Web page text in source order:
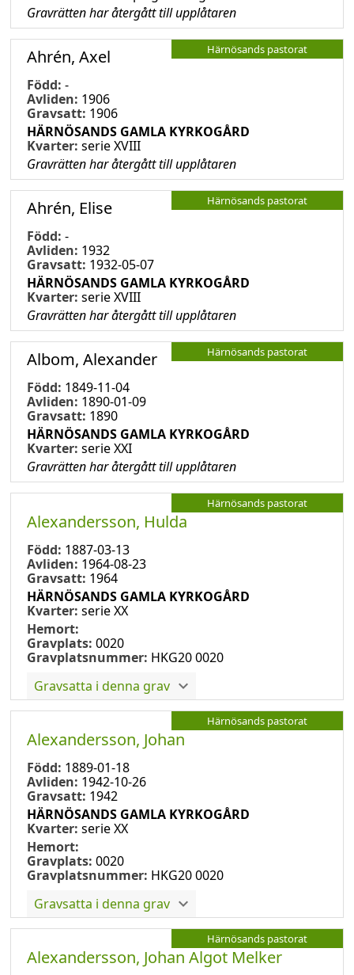
Gravrätten har återgått till upplåtaren
Härnösands pastorat
Ahrén, Axel
Född: -
Avliden: 1906
Gravsatt: 1906
HÄRNÖSANDS GAMLA KYRKOGÅRD
Kvarter: serie XVIII
Gravrätten har återgått till upplåtaren
Härnösands pastorat
Ahrén, Elise
Född: -
Avliden: 1932
Gravsatt: 1932-05-07
HÄRNÖSANDS GAMLA KYRKOGÅRD
Kvarter: serie XVIII
Gravrätten har återgått till upplåtaren
Härnösands pastorat
Albom, Alexander
Född: 1849-11-04
Avliden: 1890-01-09
Gravsatt: 1890
HÄRNÖSANDS GAMLA KYRKOGÅRD
Kvarter: serie XXI
Gravrätten har återgått till upplåtaren
Härnösands pastorat
Alexandersson, Hulda
Född: 1887-03-13
Avliden: 1964-08-23
Gravsatt: 1964
HÄRNÖSANDS GAMLA KYRKOGÅRD
Kvarter: serie XX
Hemort:
Gravplats: 0020
Gravplatsnummer: HKG20 0020
Gravsatta i denna grav
Härnösands pastorat
Alexandersson, Johan
Född: 1889-01-18
Avliden: 1942-10-26
Gravsatt: 1942
HÄRNÖSANDS GAMLA KYRKOGÅRD
Kvarter: serie XX
Hemort:
Gravplats: 0020
Gravplatsnummer: HKG20 0020
Gravsatta i denna grav
Härnösands pastorat
Alexandersson, Johan Algot Melker